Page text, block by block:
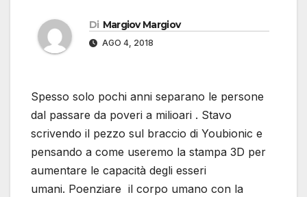
Di Margiov Margiov
AGO 4, 2018
Spesso solo pochi anni separano le persone
dal passare da poveri a milioari . Stavo
scrivendo il pezzo sul braccio di Youbionic e
pensando a come useremo la stampa 3D per
aumentare le capacità degli esseri
umani. Poenziare il corpo umano con la